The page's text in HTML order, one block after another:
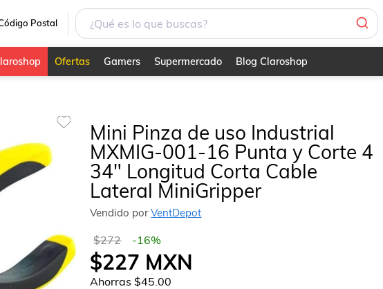
Postal
Ofertas Gamers Supermercado Blog Claroshop
Mini Pinza de uso Industrial
MXMIG-001-16 Punta y Corte 4
34" Longitud Corta Cable
Lateral MiniGripper
Vendido porVentDepot
$272 -16%
$227 MXN
Ahorras$45.00
Corte 4 34" Longitud Corta Cable Lateral MiniGripper